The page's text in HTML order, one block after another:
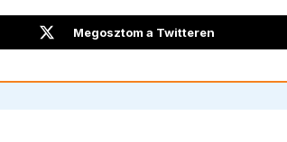
Megosztom a Twitteren